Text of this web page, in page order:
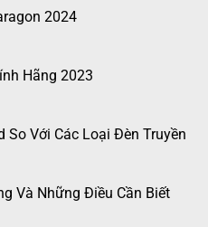
2024
Hãng 2023
So Với Các Loại Đèn Truyền
Và Những Điều Cần Biết